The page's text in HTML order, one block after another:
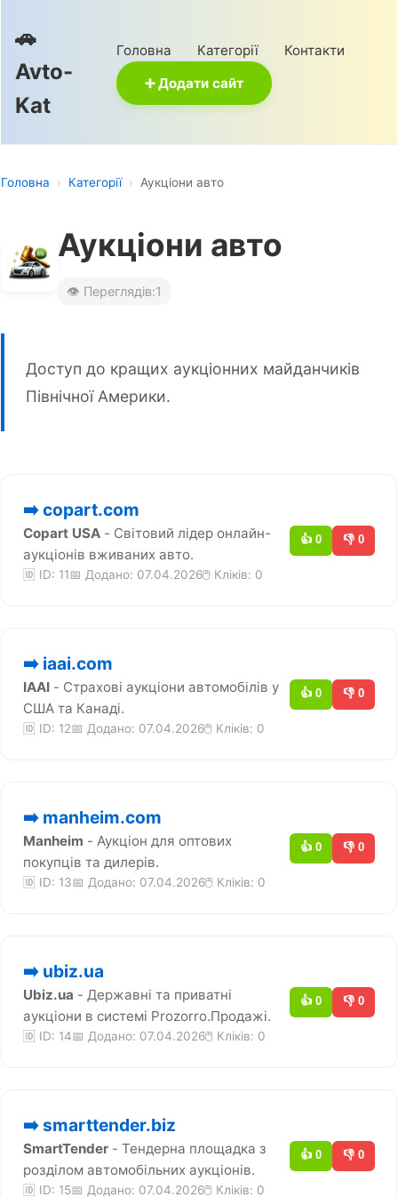
🚗
Avto-
Kat
Головна Категорії
Контакти
➕ Додати сайт
Головна › Категорії › Аукціони авто
Аукціони авто
👁️ Переглядів:1
Доступ до кращих аукціонних майданчиків
Північної Америки.
➡️ copart.com
Copart USA - Світовий лідер онлайн-
аукціонів вживаних авто.
🆔 ID: 11📅 Додано: 07.04.2026🖱️ Кліків: 0
👍 0 👎 0
➡️ iaai.com
IAAI - Страхові аукціони автомобілів у
США та Канаді.
🆔 ID: 12📅 Додано: 07.04.2026🖱️ Кліків: 0
👍 0 👎 0
➡️ manheim.com
Manheim - Аукціон для оптових
покупців та дилерів.
🆔 ID: 13📅 Додано: 07.04.2026🖱️ Кліків: 0
👍 0 👎 0
➡️ ubiz.ua
Ubiz.ua - Державні та приватні
аукціони в системі Prozorro.Продажі.
🆔 ID: 14📅 Додано: 07.04.2026🖱️ Кліків: 0
👍 0 👎 0
➡️ smarttender.biz
SmartTender - Тендерна площадка з
розділом автомобільних аукціонів.
🆔 ID: 15📅 Додано: 07.04.2026🖱️ Кліків: 0
👍 0 👎 0